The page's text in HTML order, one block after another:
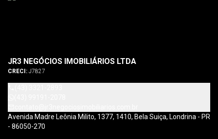
JR3 NEGÓCIOS IMOBILIÁRIOS LTDA
CRECI: J7827
Avenida Madre Leônia Milito, 1377, 1410, Bela Suiça, Londrina - PR
- 86050-270